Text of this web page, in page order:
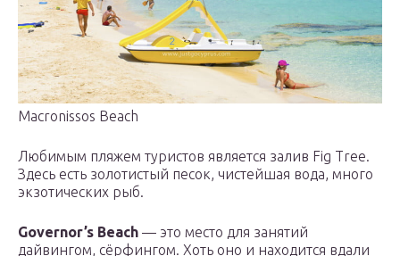
Macronissos Beach
Любимым пляжем туристов является залив Fig Tree.
Здесь есть золотистый песок, чистейшая вода, много
экзотических рыб.
Governor’s Beach — это место для занятий
дайвингом, сёрфингом. Хоть оно и находится вдали